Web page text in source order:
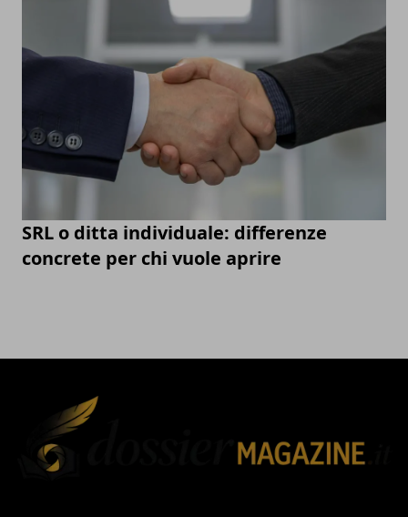
SRL o ditta individuale: differenze
concrete per chi vuole aprire